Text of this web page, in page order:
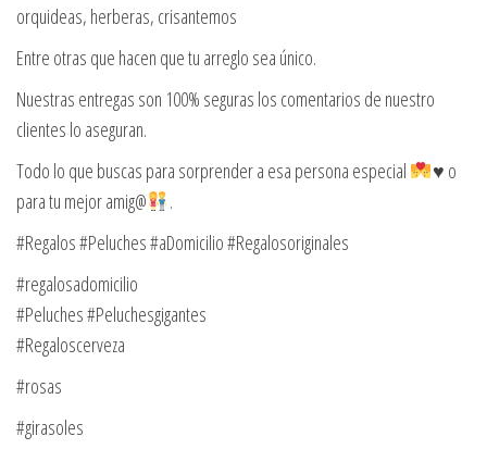
orquideas, herberas, crisantemos
Entre otras que hacen que tu arreglo sea único.
Nuestras entregas son 100% seguras los comentarios de nuestro
clientes lo aseguran.
Todo lo que buscas para sorprender a esa persona especial
♥️ o
para tu mejor amig@
.
#Regalos #Peluches #aDomicilio #Regalosoriginales
#regalosadomicilio
#Peluches #Peluchesgigantes
#Regaloscerveza
#rosas
#girasoles